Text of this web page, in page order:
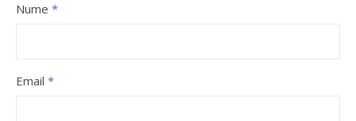
Nume *
Email *